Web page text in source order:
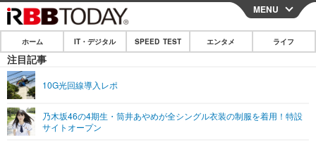
CLOSE
ホーム
IT・デジタル
ネタ
SPEED TEST
エンタメ
MENU
ホーム IT・デジタル SPEED TEST エンタメ ライフ
注目記事
10G光回線導入レポ
乃木坂46の4期生・筒井あやめが全シングル衣装の制服を着用！特設
サイトオープン